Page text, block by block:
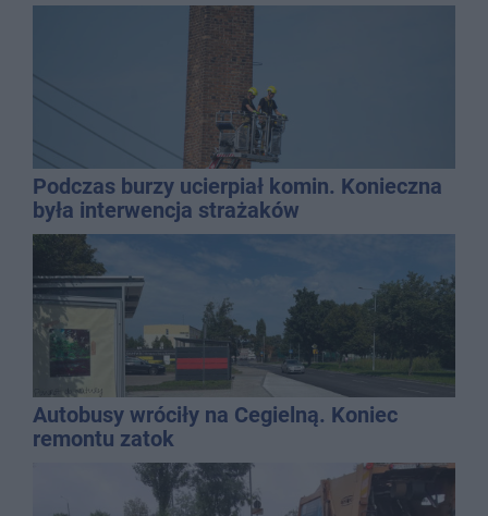
Podczas burzy ucierpiał komin. Konieczna
była interwencja strażaków
Autobusy wróciły na Cegielną. Koniec
remontu zatok